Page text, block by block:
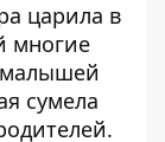
царила в
многие
малышей
сумела